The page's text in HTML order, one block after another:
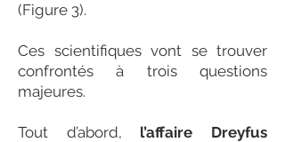
(Figure 3).
Ces scientifiques vont se trouver
confrontés à trois questions
majeures.
Tout d’abord, l’affaire Dreyfus